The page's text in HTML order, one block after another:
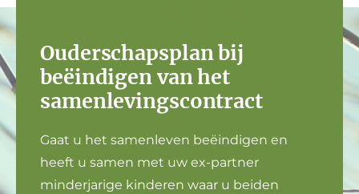
Ouderschapsplan bij
beëindigen van het
samenlevingscontract
Gaat u het samenleven beëindigen en
heeft u samen met uw ex-partner
minderjarige kinderen waar u beiden